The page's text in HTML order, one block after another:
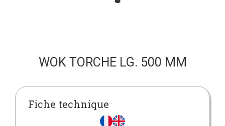
WOK TORCHE LG. 500 MM
Fiche technique